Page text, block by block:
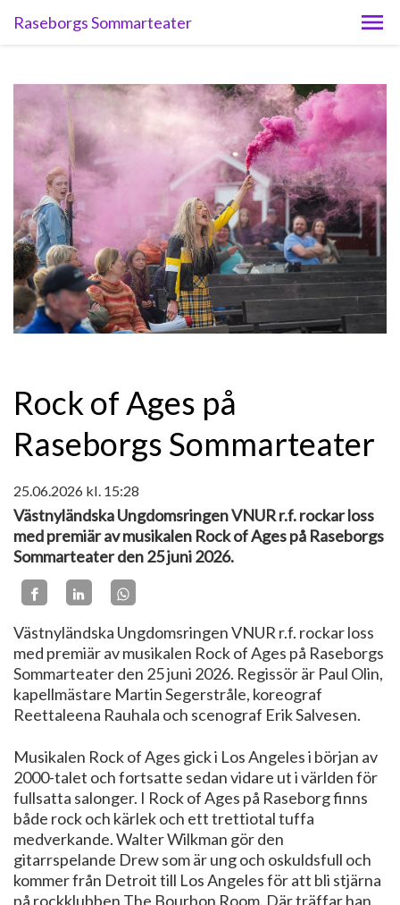
Raseborgs Sommarteater
Rock of Ages på
Raseborgs Sommarteater
25.06.2026 kl. 15:28
Västnyländska Ungdomsringen VNUR r.f. rockar loss
med premiär av musikalen Rock of Ages på Raseborgs
Sommarteater den 25 juni 2026.
Västnyländska Ungdomsringen VNUR r.f. rockar loss
med premiär av musikalen Rock of Ages på Raseborgs
Sommarteater den 25 juni 2026. Regissör är Paul Olin,
kapellmästare Martin Segerstråle, koreograf
Reettaleena Rauhala och scenograf Erik Salvesen.
Musikalen Rock of Ages gick i Los Angeles i början av
2000-talet och fortsatte sedan vidare ut i världen för
fullsatta salonger. I Rock of Ages på Raseborg finns
både rock och kärlek och ett trettiotal tuffa
medverkande. Walter Wilkman gör den
gitarrspelande Drew som är ung och oskuldsfull och
kommer från Detroit till Los Angeles för att bli stjärna
på rockklubben The Bourbon Room. Där träffar han